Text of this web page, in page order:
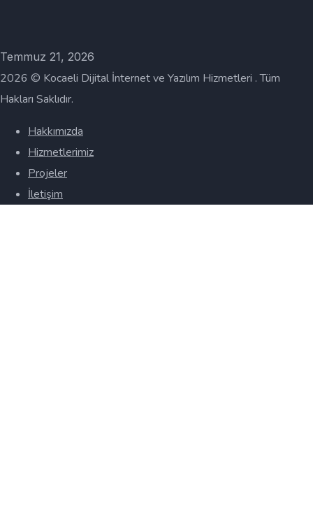
Temmuz 21, 2026
2026 © Kocaeli Dijital İnternet ve Yazılım Hizmetleri . Tüm
Hakları Saklıdır.
Hakkımızda
Hizmetlerimiz
Projeler
İletişim